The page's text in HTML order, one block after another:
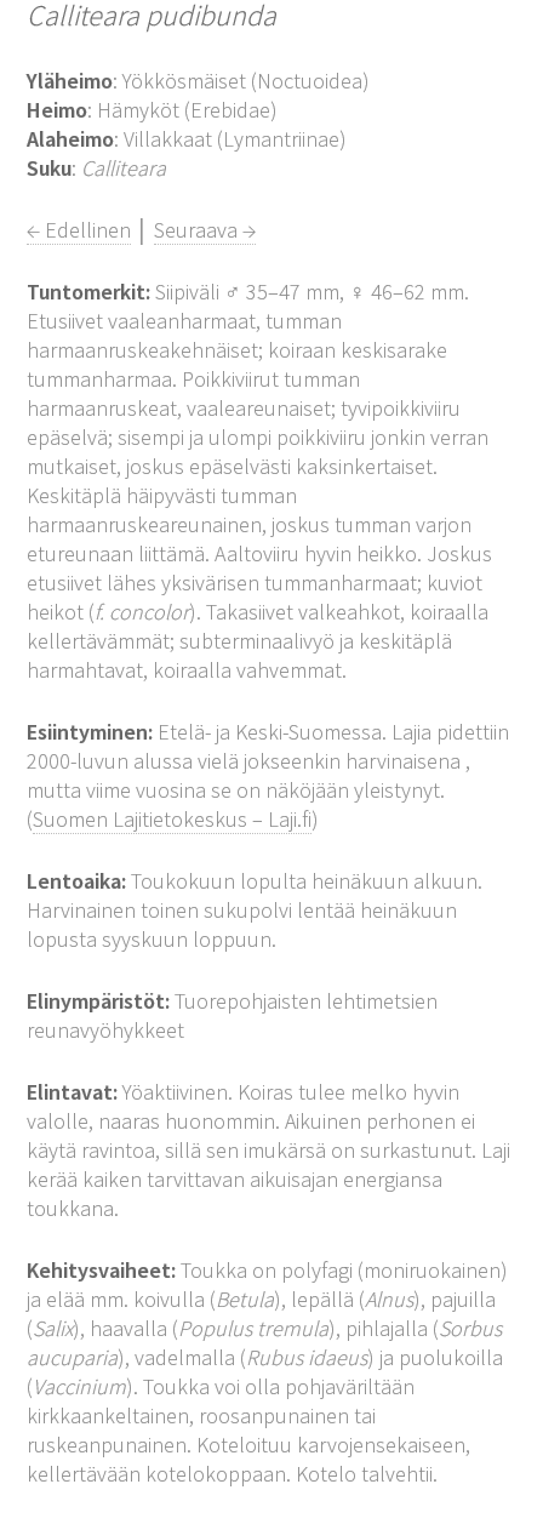
Calliteara pudibunda
Yläheimo: Yökkösmäiset (Noctuoidea)
Heimo: Hämyköt (Erebidae)
Alaheimo: Villakkaat (Lymantriinae)
Suku: Calliteara
← Edellinen │Seuraava →
Tuntomerkit:Siipiväli ♂ 35–47 mm, ♀ 46–62 mm.
Etusiivet vaaleanharmaat, tumman
harmaanruskeakehnäiset; koiraan keskisarake
tummanharmaa. Poikkiviirut tumman
harmaanruskeat, vaaleareunaiset; tyvipoikkiviiru
epäselvä; sisempi ja ulompi poikkiviiru jonkin verran
mutkaiset, joskus epäselvästi kaksinkertaiset.
Keskitäplä häipyvästi tumman
harmaanruskeareunainen, joskus tumman varjon
etureunaan liittämä. Aaltoviiru hyvin heikko. Joskus
etusiivet lähes yksivärisen tummanharmaat; kuviot
heikot (f. concolor). Takasiivet valkeahkot, koiraalla
kellertävämmät; subterminaalivyö ja keskitäplä
harmahtavat, koiraalla vahvemmat.
Esiintyminen: Etelä- ja Keski-Suomessa. Lajia pidettiin
2000-luvun alussa vielä jokseenkin harvinaisena ,
mutta viime vuosina se on näköjään yleistynyt.
(Suomen Lajitietokeskus – Laji.fi)
Lentoaika:Toukokuun lopulta heinäkuun alkuun.
Harvinainen toinen sukupolvi lentää heinäkuun
lopusta syyskuun loppuun.
Elinympäristöt:Tuorepohjaisten lehtimetsien
reunavyöhykkeet
Elintavat:Yöaktiivinen. Koiras tulee melko hyvin
valolle, naaras huonommin. Aikuinen perhonen ei
käytä ravintoa, sillä sen imukärsä on surkastunut. Laji
kerää kaiken tarvittavan aikuisajan energiansa
toukkana.
Kehitysvaiheet:Toukka on polyfagi (moniruokainen)
ja elää mm. koivulla (Betula), lepällä (Alnus), pajuilla
(Salix), haavalla (Populus tremula), pihlajalla (Sorbus
aucuparia), vadelmalla (Rubus idaeus) ja puolukoilla
(Vaccinium). Toukka voi olla pohjaväriltään
kirkkaankeltainen, roosanpunainen tai
ruskeanpunainen. Koteloituu karvojensekaiseen,
kellertävään kotelokoppaan. Kotelo talvehtii.